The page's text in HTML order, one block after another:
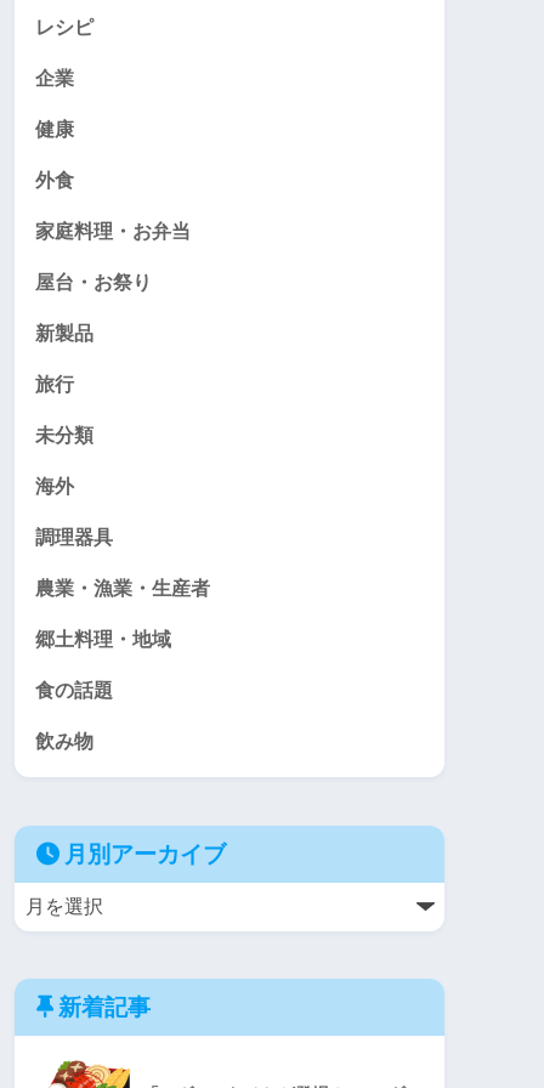
レシピ
企業
健康
外食
家庭料理・お弁当
屋台・お祭り
新製品
旅行
未分類
海外
調理器具
農業・漁業・生産者
郷土料理・地域
食の話題
飲み物
月別アーカイブ
新着記事